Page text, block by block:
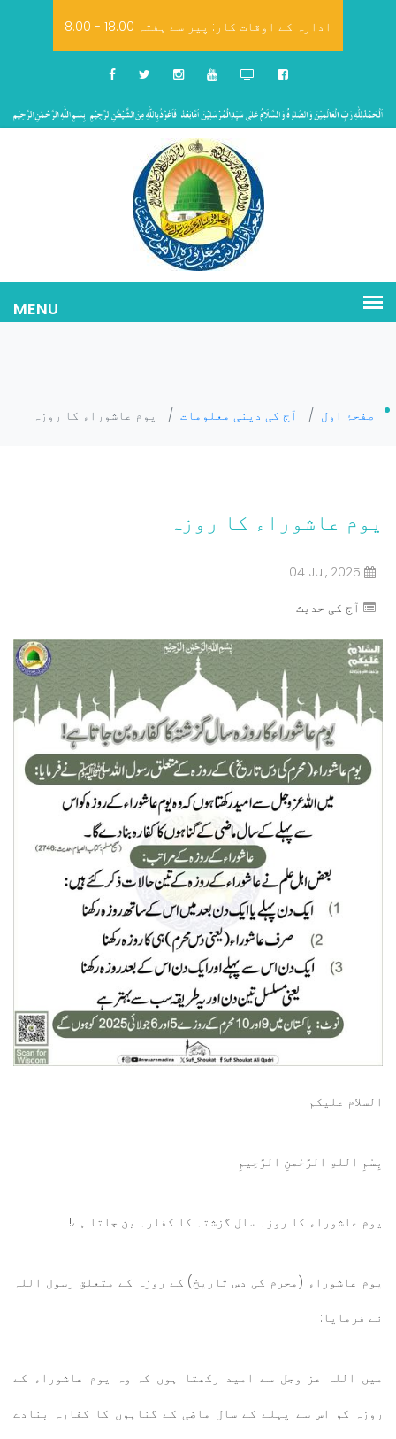
8.00 - 18.00 ادارہ کے اوقات کار: پیر سے ہفتہ
صفحۂ اول / آج کی دینی معلومات / یوم عاشوراء کا روزہ
یوم عاشوراء کا روزہ
04 Jul, 2025
آج کی حدیث
السلام عليكم
بِسْمِ اللهِ الرَّحْمنِ الرَّحِيمِ
یوم عاشوراء کا روزہ سال گزشتہ کا کفارہ بن جاتا ہے!
یوم عاشوراء (محرم کی دس تاریخ) کے روزہ کے متعلق رسول اللہ
نے فرمایا:
میں اللہ عز وجل سے امید رکھتا ہوں کہ وہ یوم عاشوراء کے
روزہ کو اس سے پہلے کے سال ماضی کے گناہوں کا کفارہ بنادے